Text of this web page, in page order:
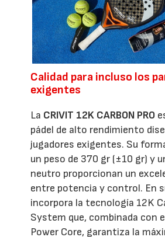
Calidad para incluso los
exigentes
La CRIVIT 12K CARBON PRO
pádel de alto rendimiento
jugadores exigentes. Su
un peso de 370 gr (±10 gr) y
neutro proporcionan un
entre potencia y control. En
incorpora la tecnología 12K
System que, combinada con
Power Core, garantiza la